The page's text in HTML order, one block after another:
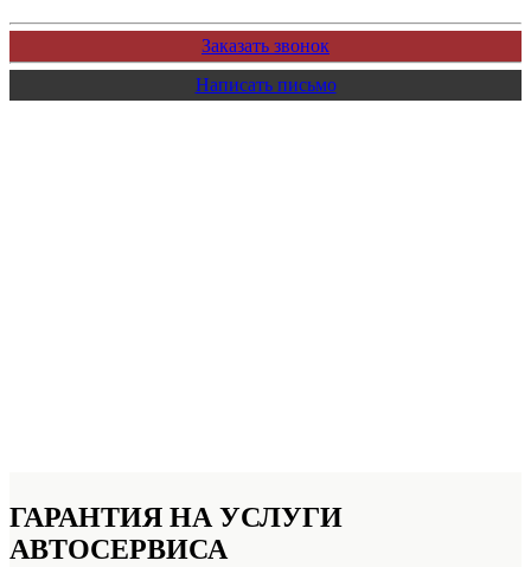
Заказать звонок
Написать письмо
ГАРАНТИЯ НА УСЛУГИ
АВТОСЕРВИСА